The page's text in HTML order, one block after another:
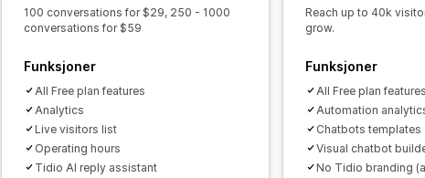
Velkomstmeldinger
100 conversations for $29, 250 - 1000
conversations for $59
Funksjoner
All Free plan features
Analytics
Live visitors list
Operating hours
Tidio AI reply assistant
Reach up to 40k
grow.
Funksjoner
All Free plan features
Automation
Chatbots templates
Visual chatbot
No Tidio branding